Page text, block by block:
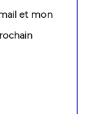
et mon